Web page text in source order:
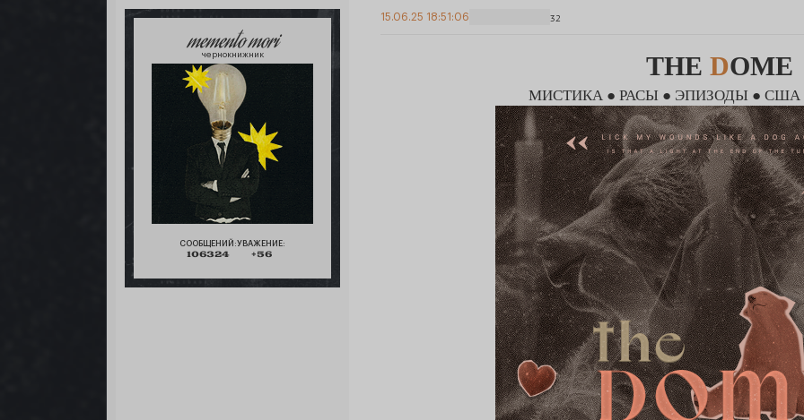
memento mori
чернокнижник
СООБЩЕНИЙ:
106324
УВАЖЕНИЕ:
+56
32
15.06.25 18:51:06
THE DOME
МИСТИКА ● РАСЫ ● ЭПИЗОДЫ ● США